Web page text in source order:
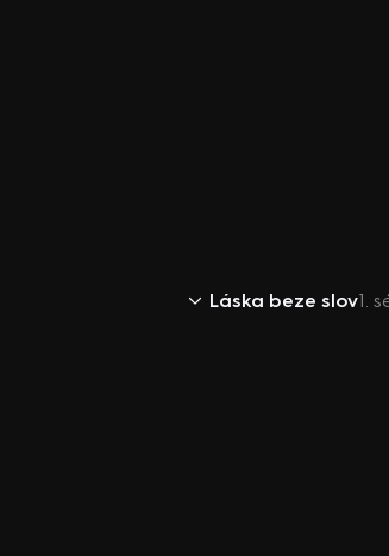
Láska beze slov1.